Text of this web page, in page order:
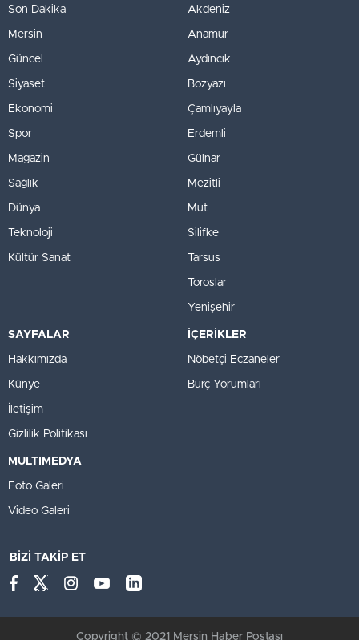
Son Dakika
Mersin
Güncel
Siyaset
Ekonomi
Spor
Magazin
Sağlık
Dünya
Teknoloji
Kültür Sanat
Akdeniz
Anamur
Aydıncık
Bozyazı
Çamlıyayla
Erdemli
Gülnar
Mezitli
Mut
Silifke
Tarsus
Toroslar
Yenişehir
SAYFALAR
Hakkımızda
Künye
İletişim
Gizlilik Politikası
İÇERİKLER
Nöbetçi Eczaneler
Burç Yorumları
MULTIMEDYA
Foto Galeri
Video Galeri
BİZİ TAKİP ET
Copyright © 2021 Mersin Haber Postası